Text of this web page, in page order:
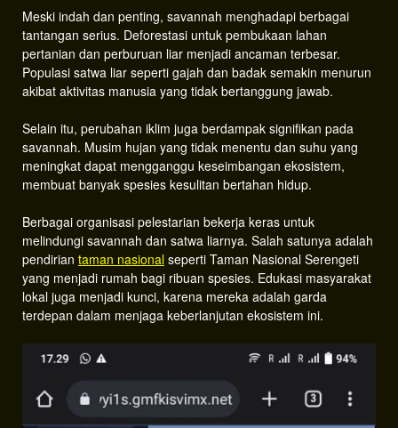
Meski indah dan penting, savannah menghadapi berbagai
tantangan serius. Deforestasi untuk pembukaan lahan
pertanian dan perburuan liar menjadi ancaman terbesar.
Populasi satwa liar seperti gajah dan badak semakin menurun
akibat aktivitas manusia yang tidak bertanggung jawab.
Selain itu, perubahan iklim juga berdampak signifikan pada
savannah. Musim hujan yang tidak menentu dan suhu yang
meningkat dapat mengganggu keseimbangan ekosistem,
membuat banyak spesies kesulitan bertahan hidup.
Berbagai organisasi pelestarian bekerja keras untuk
melindungi savannah dan satwa liarnya. Salah satunya adalah
pendirian taman nasional seperti Taman Nasional Serengeti
yang menjadi rumah bagi ribuan spesies. Edukasi masyarakat
lokal juga menjadi kunci, karena mereka adalah garda
terdepan dalam menjaga keberlanjutan ekosistem ini.